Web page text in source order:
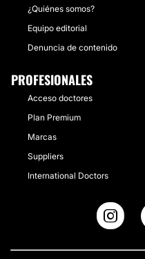
¿Quiénes somos?
Equipo editorial
Denuncia de contenido
PROFESIONALES
Acceso doctores
Plan Premium
Marcas
Suppliers
International Doctors